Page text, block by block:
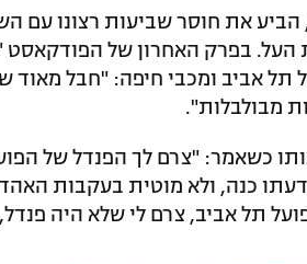
את חוסר שביעות רצונו עם
של עונת 2025/26 בליגת העל. בפרק האחרון של
תל אביב ומכבי חיפה: "חבל מאוד
מבולבלות".
כשאמר: "צרם לך הפנדל של
כנה, ולא מוטית בעקבות
תל אביב, צרם לי שלא היה